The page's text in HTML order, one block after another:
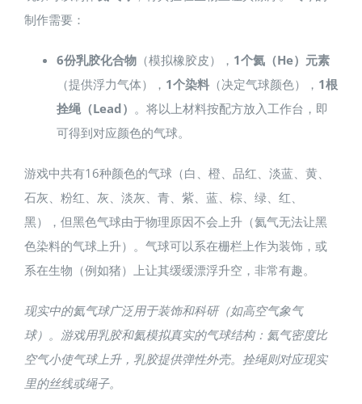
制作需要：
6份乳胶化合物（模拟橡胶皮）， 1个氦（He）元素
（提供浮力气体）， 1个染料（决定气球颜色）， 1根
拴绳（Lead） 。将以上材料按配方放入工作台，即
可得到对应颜色的气球。
游戏中共有16种颜色的气球（白、橙、品红、淡蓝、黄、
石灰、粉红、灰、淡灰、青、紫、蓝、棕、绿、红、
黑），但黑色气球由于物理原因不会上升（氦气无法让黑
色染料的气球上升）。气球可以系在栅栏上作为装饰，或
系在生物（例如猪）上让其缓缓漂浮升空，非常有趣。
现实中的氦气球广泛用于装饰和科研（如高空气象气
球）。游戏用乳胶和氦模拟真实的气球结构：氦气密度比
空气小使气球上升，乳胶提供弹性外壳。拴绳则对应现实
里的丝线或绳子。